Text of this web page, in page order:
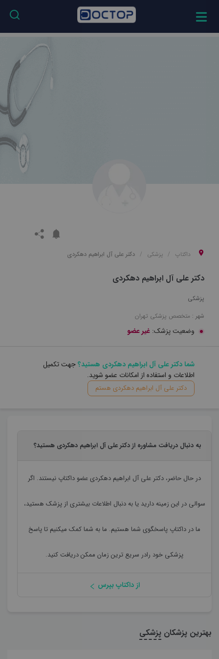
داکتاپ پزشکی دکتر علی آل ابراهیم دهکردی
دکتر علی آل ابراهیم دهکردی
پزشکی
شهر : متخصص پزشکی تهران
وضعیت پزشک: غیر عضو
شما دکتر علی آل ابراهیم دهکردی هستید؟جهت تکمیل
اطلاعات و استفاده از امکانات عضو شوید.
دکتر علی آل ابراهیم دهکردی هستم
به دنبال دریافت مشاوره از دکتر علی آل ابراهیم دهکردی هستید؟
در حال حاضر، دکتر علی آل ابراهیم دهکردیعضو داکتاپ نیستند. اگر
سوالی در این زمینه دارید یا به دنبال اطلاعات بیشتری از پزشک هستید،
ما در داکتاپ پاسخگوی شما هستیم. ما به شما کمک میکنیم تا پاسخ
پزشکی خود رادر سریع ترین زمان ممکن دریافت کنید.
از داکتاپ بپرس
بهترین پزشکان پزشکی